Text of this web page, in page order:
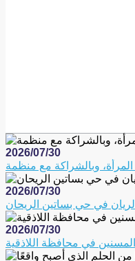
2026/07/30
2026/07/30
في حي بساتين الريحان
2026/07/30
في محافظة اللاذقية